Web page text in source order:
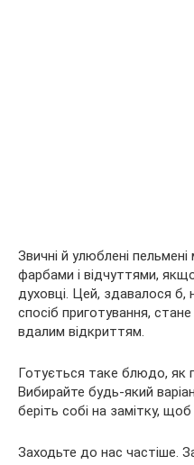
Звичні й улюблені
фарбами і відчуттями,
духовці. Цей, здавалося б,
спосіб приготування,
вдалим відкриттям.
Готується таке блюдо, як
Вибирайте будь-який
беріть собі на замітку,
Заходьте до нас частіше.